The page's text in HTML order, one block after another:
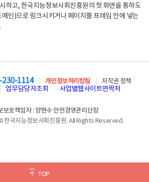
하고, 한국지능정보사회진흥원의 첫 화면을 통하도
인)으로 링크시키거나 페이지를 프레임 안에 넣는
TOP
1114 개인정보처리방침
저작권 정책
업무담당자조회 사업별웹사이트연락처
보호책임자 : 양현수 안전경영관리단장
국지능정보사회진흥원. All Rights Reserved.